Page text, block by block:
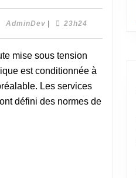
AdminDev 23h24
est conditionnée à
Les services
défini des normes de